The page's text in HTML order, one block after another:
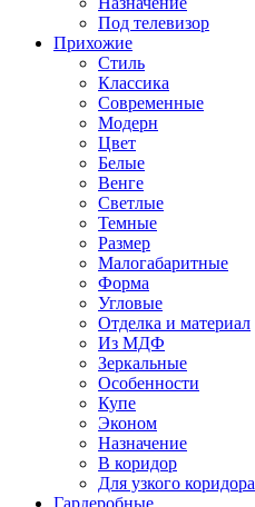
Под телевизор
Прихожие
Стиль
Классика
Современные
Модерн
Цвет
Белые
Венге
Светлые
Темные
Размер
Малогабаритные
Форма
Угловые
Отделка и материал
Из МДФ
Зеркальные
Особенности
Купе
Эконом
Назначение
В коридор
Для узкого коридора
Гардеробные